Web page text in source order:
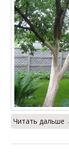
Читать дальше